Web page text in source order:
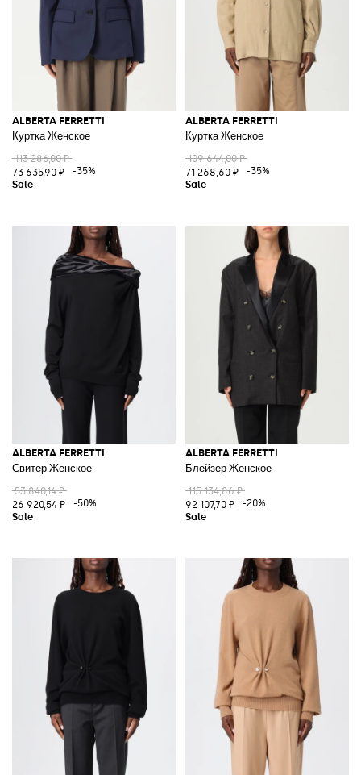
ALBERTA FERRETTI
Куртка Женское
113 286,00 ₽
73 635,90 ₽
-35%
ALBERTA FERRETTI
Куртка Женское
109 644,00 ₽
71 268,60 ₽
-35%
ALBERTA FERRETTI
Свитер Женское
53 840,14 ₽
26 920,54 ₽
-50%
ALBERTA FERRETTI
Блейзер Женское
115 134,86 ₽
92 107,70 ₽
-20%